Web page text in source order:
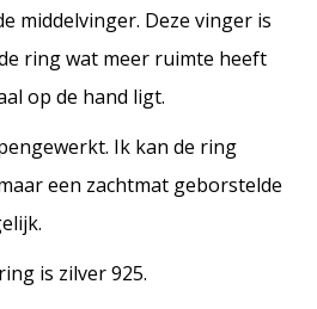
middelvinger. Deze vinger is
ring wat meer ruimte heeft
op de hand ligt.
Ik kan de ring
een zachtmat geborstelde
is zilver 925.